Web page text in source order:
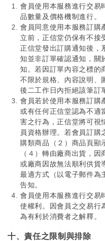
會員使用本服務進行交易
品數量及價格機制進行。
會員同意使用本服務訂購
立前，正信堂仍保有不接
正信堂發出訂購通知後，
知並非訂單確認通知，關
知。若因訂單內容之標的
不限於規格、內容說明、
後二工作日內拒絕該筆訂
會員若於使用本服務訂購
或有任何正信堂認為不適
害之行為，正信堂將可視
員資格辦理。若會員訂購
購類商品（２）商品頁顯
（４）轉由廠商出貨，因
或廠商因故無法順利供貨
最適方式（以電子郵件為
告知。
會員使用本服務進行交易
使權利。因會員之交易行
為有利於消費者之解釋。
十、責任之限制與排除